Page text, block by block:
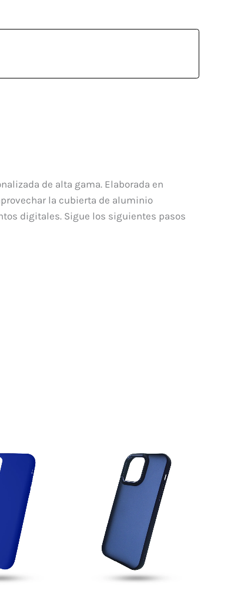
de alta gama. Elaborada en
la cubierta de aluminio
digitales. Sigue los siguientes pasos